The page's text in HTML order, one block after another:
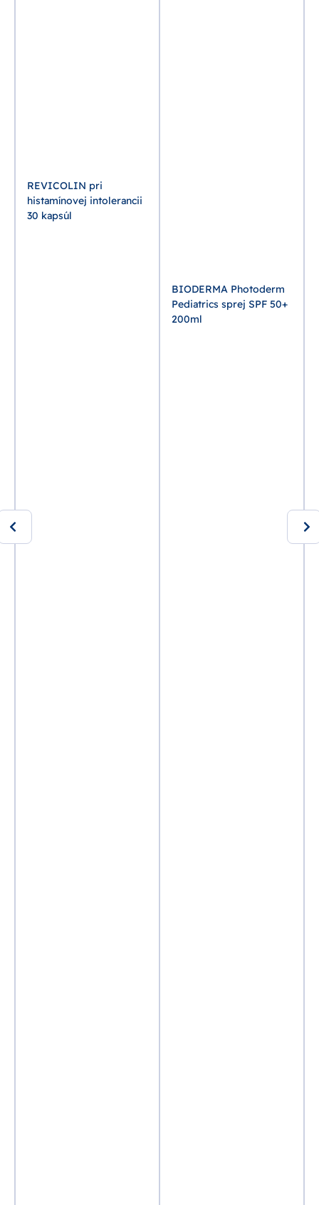
REVICOLIN pri
histamínovej intolerancii
30 kapsúl
BIODERMA Photoderm
Pediatrics sprej SPF 50+
200ml